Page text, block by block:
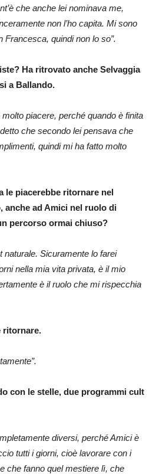
che anche lei nominava me,
non l’ho capita. Mi sono
Francesca, quindi non lo so”.
Ha ritrovato anche Selvaggia
a Ballando.
piacere, perché quando è finita
che secondo lei pensava che
quindi mi ha fatto molto
le piacerebbe ritornare nel
anche ad Amici nel ruolo di
percorso ormai chiuso?
naturale. Sicuramente lo farei
nella mia vita privata, è il mio
è il ruolo che mi rispecchia
ritornare.
con le stelle, due programmi cult
diversi, perché Amici è
tutti i giorni, cioè lavorare con i
che fanno quel mestiere lì, che